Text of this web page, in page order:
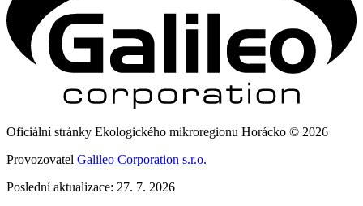
Oficiální stránky Ekologického mikroregionu Horácko © 2026
Provozovatel Galileo Corporation s.r.o.
Poslední aktualizace: 27. 7. 2026